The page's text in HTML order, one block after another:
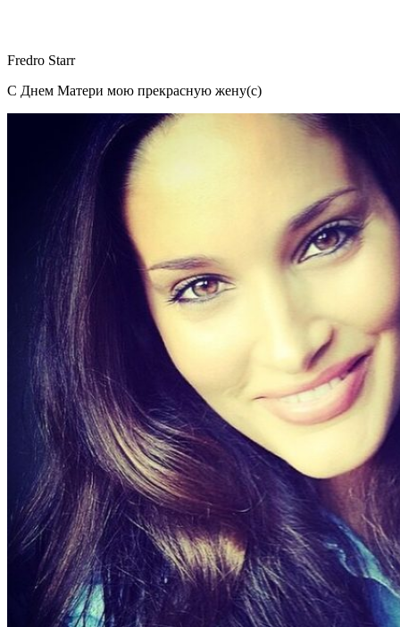
Fredro Starr
С Днем Матери мою прекрасную жену(с)